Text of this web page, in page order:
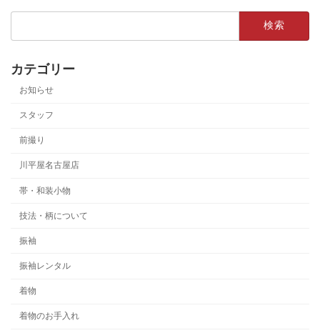
カテゴリー
お知らせ
スタッフ
前撮り
川平屋名古屋店
帯・和装小物
技法・柄について
振袖
振袖レンタル
着物
着物のお手入れ